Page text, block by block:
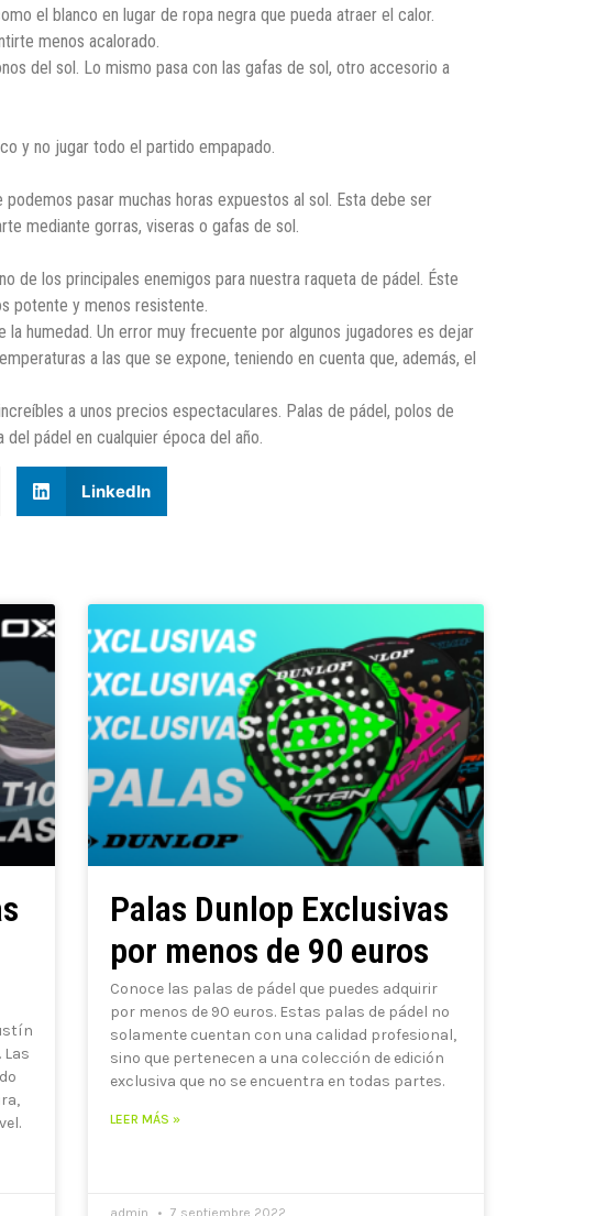
el blanco en lugar de ropa negra que pueda atraer el calor.
menos acalorado.
del sol. Lo mismo pasa con las gafas de sol, otro accesorio a
y no jugar todo el partido empapado.
pasar muchas horas expuestos al sol. Esta debe ser
mediante gorras, viseras o gafas de sol.
de los principales enemigos para nuestra raqueta de pádel. Éste
potente y menos resistente.
humedad. Un error muy frecuente por algunos jugadores es dejar
a las que se expone, teniendo en cuenta que, además, el
a unos precios espectaculares. Palas de pádel, polos de
pádel en cualquier época del año.
LinkedIn
Palas Dunlop Exclusivas
por menos de 90 euros
Conoce las palas de pádel que puedes adquirir
por menos de 90 euros. Estas palas de pádel no
solamente cuentan con una calidad profesional,
sino que pertenecen a una colección de edición
exclusiva que no se encuentra en todas partes.
LEER MÁS »
admin 7 septiembre 2022